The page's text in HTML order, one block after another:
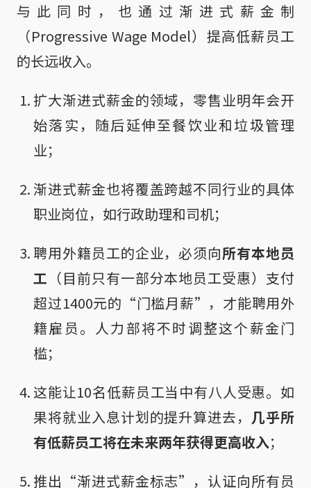
与此同时，也通过渐进式薪金制
（Progressive Wage Model）提高低薪员工
的长远收入。
扩大渐进式薪金的领域，零售业明年会开
始落实，随后延伸至餐饮业和垃圾管理
业；
渐进式薪金也将覆盖跨越不同行业的具体
职业岗位，如行政助理和司机；
聘用外籍员工的企业，必须向所有本地员
工 （目前只有一部分本地员工受惠）支付
超过1400元的“门槛月薪”，才能聘用外
籍雇员。人力部将不时调整这个薪金门
槛；
这能让10名低薪员工当中有八人受惠。如
果将就业入息计划的提升算进去， 几乎所
有低薪员工将在未来两年获得更高收入；
推出“渐进式薪金标志”，认证向所有员